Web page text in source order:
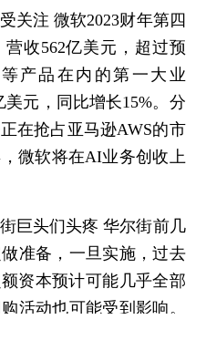
关注 微软2023财年第四
收562亿美元，超过预
产品在内的第一大业
美元，同比增长15%。分
在抢占亚马逊AWS的市
微软将在AI业务创收上
巨头们头疼 华尔街前几
准备，一旦实施，过去
资本预计可能几乎全部
活动也可能受到影响。